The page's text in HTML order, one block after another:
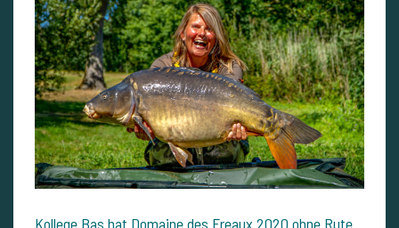
Kollege Bas hat Domaine des Freaux 2020 ohne Rute